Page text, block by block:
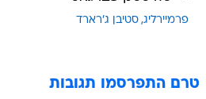
פרמיירליג סטיבן ג'רארד
טרם התפרסמו תגובות